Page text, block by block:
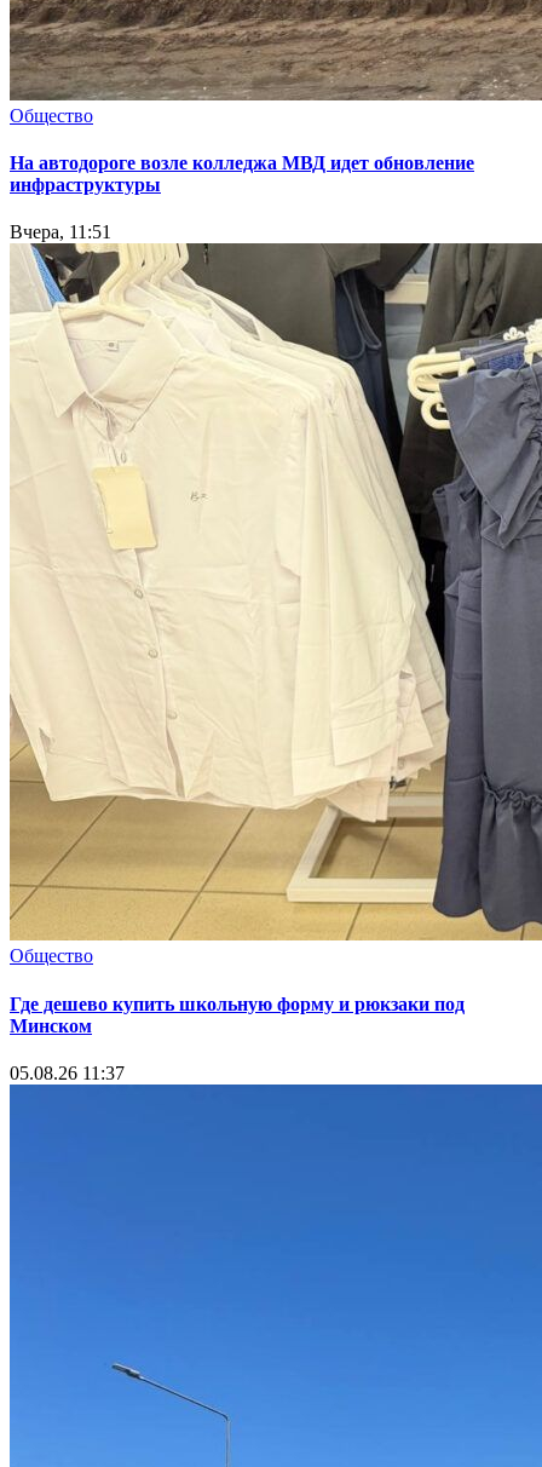
Общество
На автодороге возле колледжа МВД идет обновление
инфраструктуры
Вчера, 11:51
Общество
Где дешево купить школьную форму и рюкзаки под
Минском
05.08.26 11:37